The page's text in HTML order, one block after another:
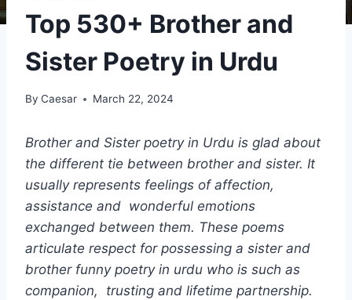
Top 530+ Brother and
Sister Poetry in Urdu
By Caesar March 22, 2024
Brother and Sister poetry in Urdu is glad about
the different tie between brother and sister. It
usually represents feelings of affection,
assistance and wonderful emotions
exchanged between them. These poems
articulate respect for possessing a sister and
brother funny poetry in urdu who is such as
companion, trusting and lifetime partnership.